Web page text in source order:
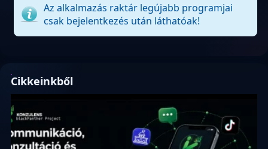
Az alkalmazás raktár legújabb programjai
csak bejelentkezés után láthatóak!
Cikkeinkből